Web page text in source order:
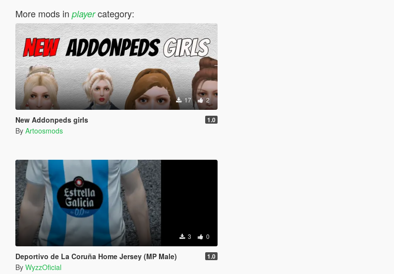
More mods in playercategory:
17 2
New Addonpeds girls 1.0
By Artoosmods
3 0
Deportivo de La Coruña Home Jersey (MP Male) 1.0
By WyzzOficial